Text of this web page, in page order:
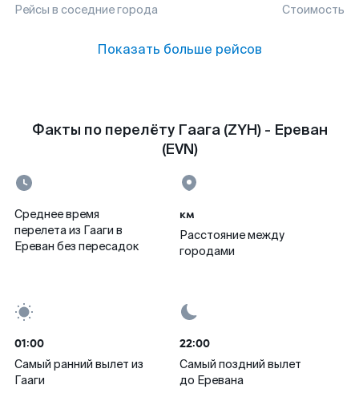
Рейсы в соседние города Стоимость
Показать больше рейсов
Факты по перелёту Гаага (ZYH) - Ереван
(EVN)
Среднее время
перелета из Гааги в
Ереван без пересадок
км
Расстояние между
городами
01:00
Самый ранний вылет из
Гааги
22:00
Самый поздний вылет
до Еревана